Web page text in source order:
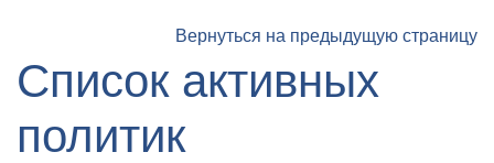
Вернуться на предыдущую страницу
Список активных
политик